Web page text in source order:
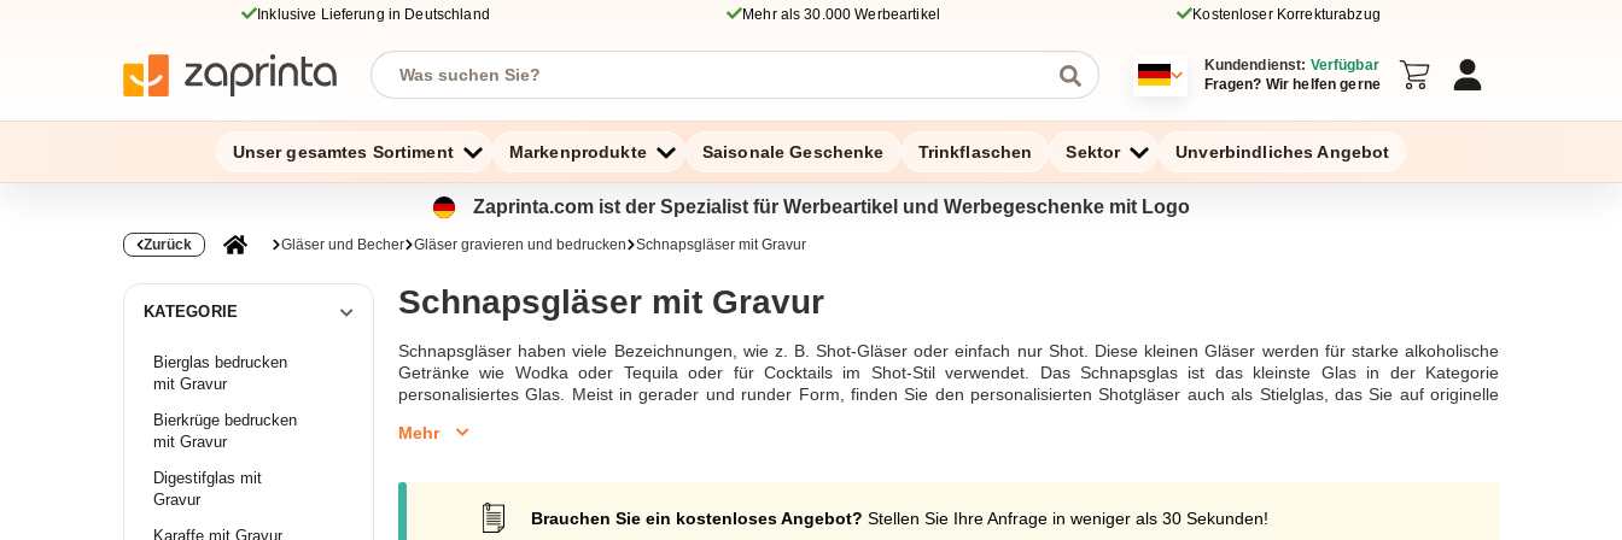
Inklusive Lieferung in Deutschland Mehr als 30.000 Werbeartikel Kostenloser Korrekturabzug
Kundendienst: Verfügbar
Fragen? Wir helfen gerne
Unser gesamtes Sortiment Markenprodukte Saisonale Geschenke Trinkflaschen Sektor Unverbindliches Angebot
Zaprinta.com ist der Spezialist für Werbeartikel und Werbegeschenke mit Logo
Zurück Gläser und Becher Gläser gravieren und bedrucken Schnapsgläser mit Gravur
KATEGORIE
Bierglas bedrucken
mit Gravur
Bierkrüge bedrucken
mit Gravur
Digestifglas mit
Gravur
Karaffe mit Gravur
Schnapsgläser mit Gravur
Schnapsgläser haben viele Bezeichnungen, wie z. B. Shot-Gläser oder einfach nur Shot. Diese kleinen Gläser werden für starke alkoholische
Getränke wie Wodka oder Tequila oder für Cocktails im Shot-Stil verwendet. Das Schnapsglas ist das kleinste Glas in der Kategorie
personalisiertes Glas. Meist in gerader und runder Form, finden Sie den personalisierten Shotgläser auch als Stielglas, das Sie auf originelle
Mitarbeiter mit einem untypischen und unvergesslichen Design zu beeindrucken.
Mehr
Brauchen Sie ein kostenloses Angebot? Stellen Sie Ihre Anfrage in weniger als 30 Sekunden!